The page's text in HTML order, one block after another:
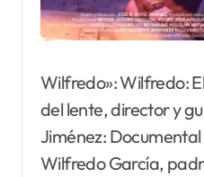
Wilfredo»: Wilfredo:
del lente, director y
Jiménez:
Wilfredo García,